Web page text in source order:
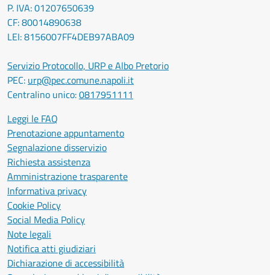
P. IVA: 01207650639
CF: 80014890638
LEI: 8156007FF4DEB97ABA09
Servizio Protocollo, URP e Albo Pretorio
PEC: urp@pec.comune.napoli.it
Centralino unico:0817951111
Leggi le FAQ
Prenotazione appuntamento
Segnalazione disservizio
Richiesta assistenza
Amministrazione trasparente
Informativa privacy
Cookie Policy
Social Media Policy
Note legali
Notifica atti giudiziari
Dichiarazione di accessibilità